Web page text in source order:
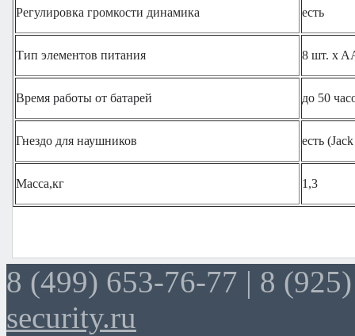
Регулировка громкости динамика есть
Тип элементов питания 8 шт. x
Время работы от батарей до 50
Гнездо для наушников есть
Масса,кг 1,3
8 (499) 653-76-77 | 8
security.ru